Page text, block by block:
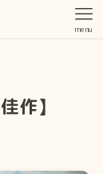
menu
作】